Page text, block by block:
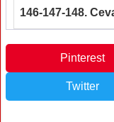
146-147-148.
Pinterest
Twitter